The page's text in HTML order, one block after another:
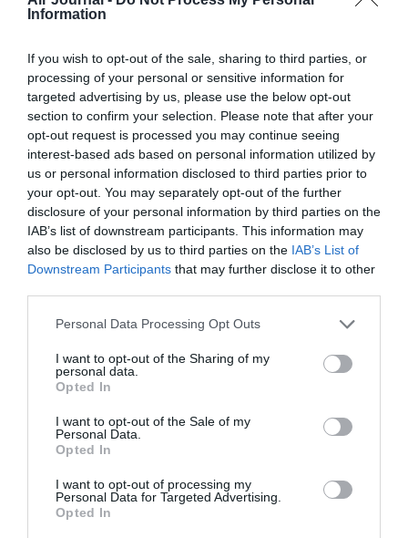
Information
If you wish to opt-out of the sale, sharing to third parties, or
processing of your personal or sensitive information for
targeted advertising by us, please use the below opt-out
section to confirm your selection. Please note that after your
opt-out request is processed you may continue seeing
interest-based ads based on personal information utilized by
us or personal information disclosed to third parties prior to
your opt-out. You may separately opt-out of the further
disclosure of your personal information by third parties on the
IAB’s list of downstream participants. This information may
also be disclosed by us to third parties on the IAB’s List of
Downstream Participants that may further disclose it to other
Personal Data Processing Opt Outs
I want to opt-out of the Sharing of my
personal data.
Opted In
I want to opt-out of the Sale of my
Personal Data.
Opted In
I want to opt-out of processing my
Personal Data for Targeted Advertising.
Opted In
FacebookTwitterPinterestLinkedInEmail Print
Aucun commentaire !
LAISSER UN COMMENTAIRE
FAIRE UN DON
Appel aux lecteurs !
Soutenez Air Journal participez
NOUS SOUTENIR